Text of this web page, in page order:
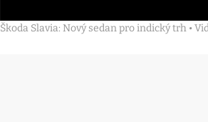
Škoda Slavia: Nový sedan pro indický trh •